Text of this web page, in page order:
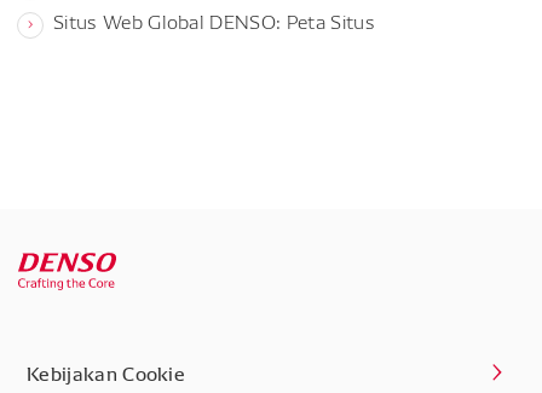
Situs Web Global DENSO: Peta Situs
Kebijakan Cookie